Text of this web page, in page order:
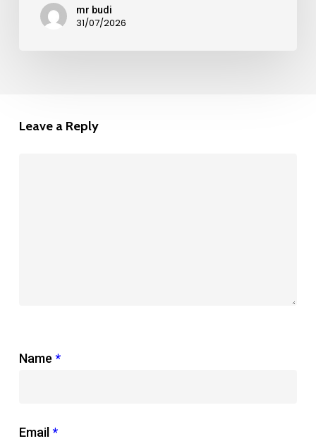
mr budi
31/07/2026
Leave a Reply
Name *
Email *